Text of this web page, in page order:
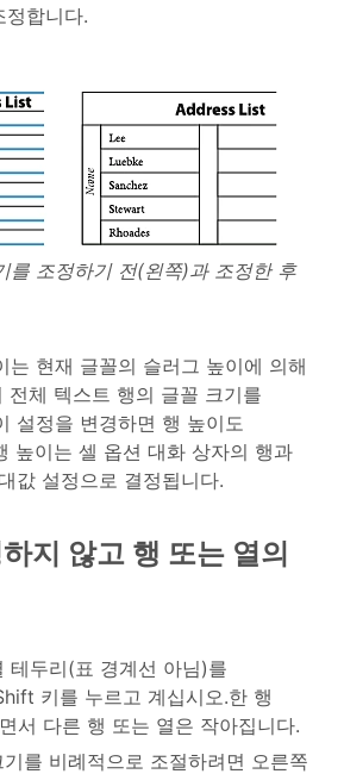
정합니다.
를 조정하기 전(왼쪽)과 조정한 후
는 현재 글꼴의 슬러그 높이에 의해
전체 텍스트 행의 글꼴 크기를
설정을 변경하면 행 높이도
높이는 셀 옵션 대화 상자의 행과
값 설정으로 결정됩니다.
지 않고 행 또는 열의
테두리(표 경계선 아님)를
키를 누르고 계십시오.한 행
서 다른 행 또는 열은 작아집니다.
를 비례적으로 조절하려면 오른쪽